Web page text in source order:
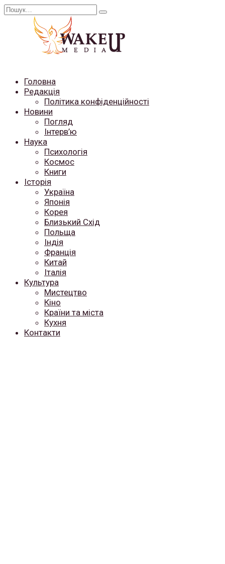
Перейти
Search
Головна
Редакція
Політика конфіденційності
Новини
Погляд
Інтерв’ю
Наука
Психологія
Космос
Книги
Історія
Україна
Японія
Корея
Близький Схід
Польща
Індія
Франція
Китай
Італія
Культура
Мистецтво
Кіно
Країни та міста
Кухня
Контакти